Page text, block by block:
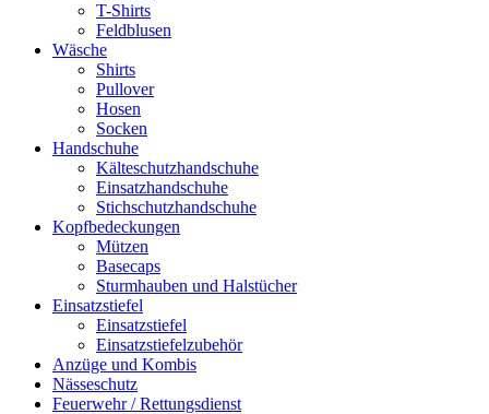
T-Shirts
Feldblusen
Wäsche
Shirts
Pullover
Hosen
Socken
Handschuhe
Kälteschutzhandschuhe
Einsatzhandschuhe
Stichschutzhandschuhe
Kopfbedeckungen
Mützen
Basecaps
Sturmhauben und Halstücher
Einsatzstiefel
Einsatzstiefel
Einsatzstiefelzubehör
Anzüge und Kombis
Nässeschutz
Feuerwehr / Rettungsdienst